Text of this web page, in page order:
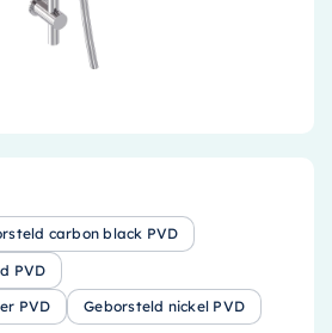
carbon black PVD
PVD
PVD Geborsteld nickel PVD